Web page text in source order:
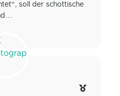
soll der schottische